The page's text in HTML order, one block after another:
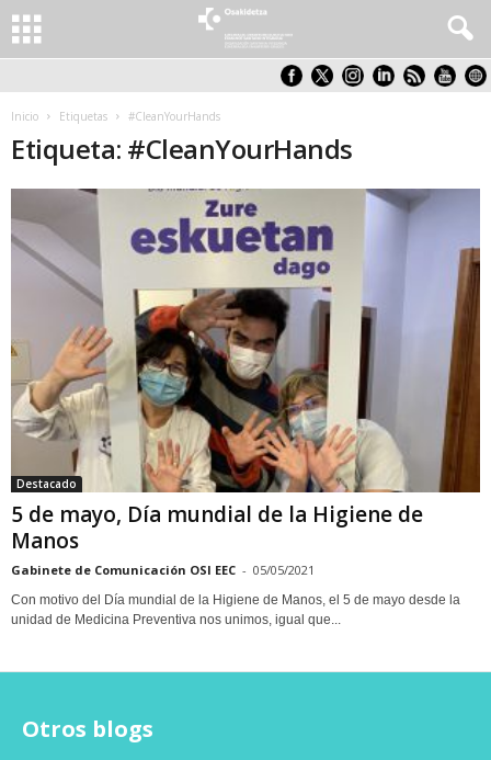
Inicio Etiquetas #CleanYourHands
Etiqueta: #CleanYourHands
Destacado
5 de mayo, Día mundial de la Higiene de
Manos
Gabinete de Comunicación OSI EEC - 05/05/2021
Con motivo del Día mundial de la Higiene de Manos, el 5 de mayo desde la
unidad de Medicina Preventiva nos unimos, igual que...
Otros blogs